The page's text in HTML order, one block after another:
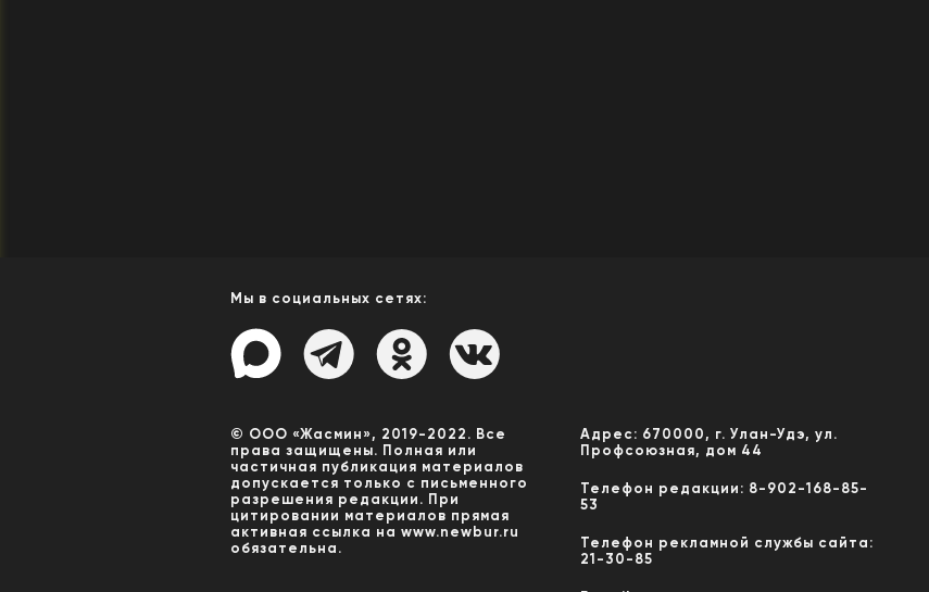
Мы в социальных сетях:
© ООО «Жасмин», 2019-2022. Все
права защищены. Полная или
частичная публикация материалов
допускается только с письменного
разрешения редакции. При
цитировании материалов прямая
активная ссылка на www.newbur.ru
обязательна.
Адрес: 670000, г. Улан-Удэ, ул.
Профсоюзная, дом 44
Телефон редакции: 8-902-168-85-
53
Телефон рекламной службы сайта:
21-30-85